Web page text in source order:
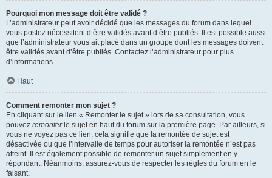
Pourquoi mon message doit être validé ?
L’administrateur peut avoir décidé que les messages du forum dans lequel
vous postez nécessitent d’être validés avant d’être publiés. Il est possible aussi
que l’administrateur vous ait placé dans un groupe dont les messages doivent
être validés avant d’être publiés. Contactez l’administrateur pour plus
d’informations.
Haut
Comment remonter mon sujet ?
En cliquant sur le lien « Remonter le sujet » lors de sa consultation, vous
pouvez remonterle sujet en haut du forum sur la première page. Par ailleurs, si
vous ne voyez pas ce lien, cela signifie que la remontée de sujet est
désactivée ou que l’intervalle de temps pour autoriser la remontée n’est pas
atteint. Il est également possible de remonter un sujet simplement en y
répondant. Néanmoins, assurez-vous de respecter les règles du forum en le
faisant.